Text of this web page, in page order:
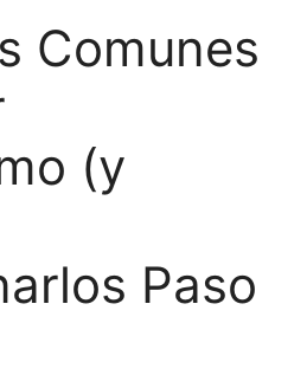
Comunes
(y
Paso